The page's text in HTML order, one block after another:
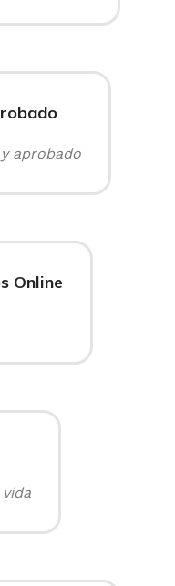
aprobado
Online